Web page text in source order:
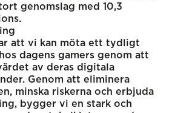
genomslag med 10,3
att vi kan möta ett tydligt
dagens gamers genom att
av deras digitala
Genom att eliminera
minska riskerna och erbjuda
bygger vi en stark och